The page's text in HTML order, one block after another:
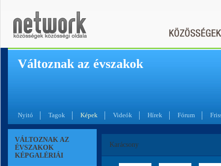
Változnak az évszakok
Nyitó Tagok Képek Videók Hírek Fórum
VÁLTOZNAK AZ
ÉVSZAKOK
KÉPGALÉRIÁI
Karácsony